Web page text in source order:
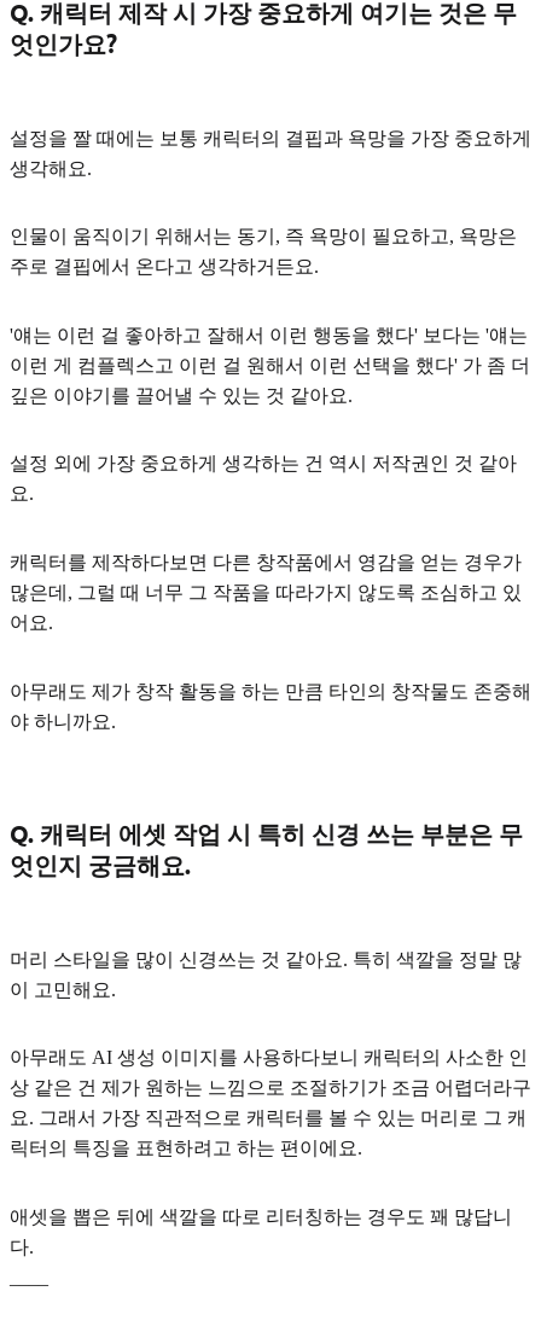
Q. 캐릭터 제작 시 가장 중요하게 여기는 것은 무
엇인가요?
설정을 짤 때에는 보통 캐릭터의 결핍과 욕망을 가장 중요하게
생각해요.
인물이 움직이기 위해서는 동기, 즉 욕망이 필요하고, 욕망은
주로 결핍에서 온다고 생각하거든요.
'얘는 이런 걸 좋아하고 잘해서 이런 행동을 했다' 보다는 '얘는
이런 게 컴플렉스고 이런 걸 원해서 이런 선택을 했다' 가 좀 더
깊은 이야기를 끌어낼 수 있는 것 같아요.
설정 외에 가장 중요하게 생각하는 건 역시 저작권 인 것 같아
요.
캐릭터를 제작하다보면 다른 창작품에서 영감을 얻는 경우가
많은데, 그럴 때 너무 그 작품을 따라가지 않도록 조심하고 있
어요.
아무래도 제가 창작 활동을 하는 만큼 타인의 창작물도 존중해
야 하니까요.
Q. 캐릭터 에셋 작업 시 특히 신경 쓰는 부분은 무
엇인지 궁금해요.
머리 스타일을 많이 신경쓰는 것 같아요. 특히 색깔을 정말 많
이 고민해요.
아무래도 AI 생성 이미지를 사용하다보니 캐릭터의 사소한 인
상 같은 건 제가 원하는 느낌으로 조절하기가 조금 어렵더라구
요. 그래서 가장 직관적으로 캐릭터를 볼 수 있는 머리로 그 캐
릭터의 특징을 표현하려고 하는 편이에요.
애셋을 뽑은 뒤에 색깔을 따로 리터칭하는 경우도 꽤 많답니
다.